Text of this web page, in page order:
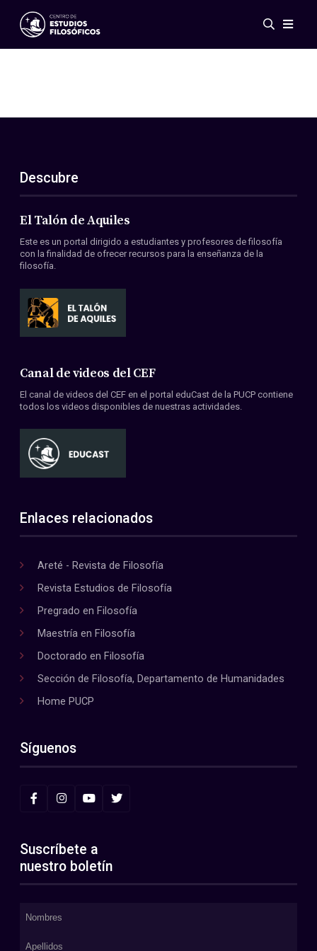
Eventos
ES
EN
Acerca de nosotros
Miembros
Convenios
Descubre
El Talón de Aquiles
Este es un portal dirigido a estudiantes y profesores de filosofía
con la finalidad de ofrecer recursos para la enseñanza de la
filosofía.
Canal de videos del CEF
El canal de videos del CEF en el portal eduCast de la PUCP contiene
todos los videos disponibles de nuestras actividades.
Enlaces relacionados
Areté - Revista de Filosofía
Revista Estudios de Filosofía
Pregrado en Filosofía
Maestría en Filosofía
Doctorado en Filosofía
Sección de Filosofía, Departamento de Humanidades
Home PUCP
Síguenos
Suscríbete a
nuestro boletín